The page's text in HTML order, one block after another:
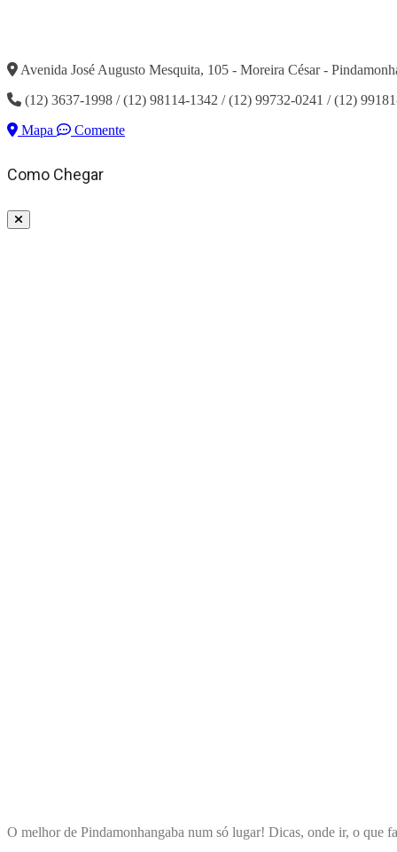
Avenida José Augusto Mesquita, 105 - Moreira César -
(12) 3637-1998 / (12) 98114-1342 / (12) 99732-0241 / (12)
Mapa
Comente
Como Chegar
O melhor de Pindamonhangaba num só lugar! Dicas, onde ir, o que